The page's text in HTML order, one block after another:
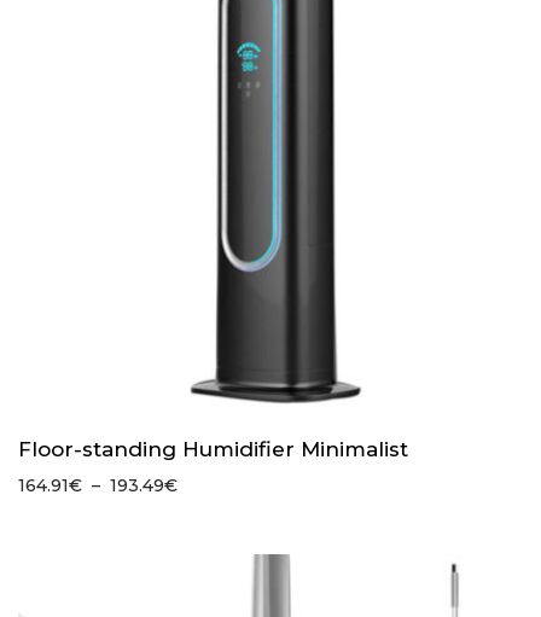
Floor-standing Humidifier Minimalist
164.91€ – 193.49€Plage